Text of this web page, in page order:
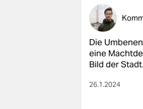
Die
eine
Bild der Stadt.
26.1.2024